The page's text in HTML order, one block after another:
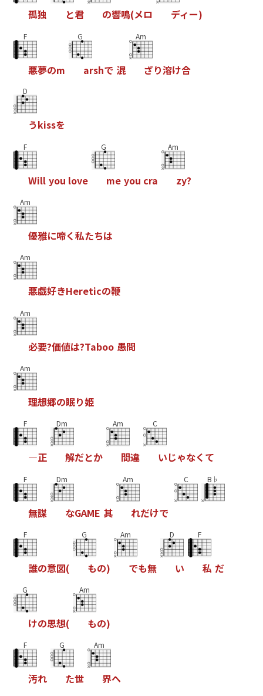
孤独 と君 の響鳴(メロ ディー)
F
悪夢のm
G
arshで 混
Am
ざり溶け合
D
うkissを
F
Will you love
G
me you cra
Am
zy?
Am
優雅に啼く私たちは
Am
悪戯好きHereticの鞭
Am
必要?価値は?Taboo 愚問
Am
理想郷の眠り姫
F
―正
Dm
解だとか
Am
間違
C
いじゃなく て
F
無謀
Dm
なGAME 其
Am
れだけで
C B♭
F
誰の意図(
G
もの)
Am
でも無
D
い
F
私 だ
G
けの思想(
Am
もの)
F
汚れ
G
た世
Am
界へ